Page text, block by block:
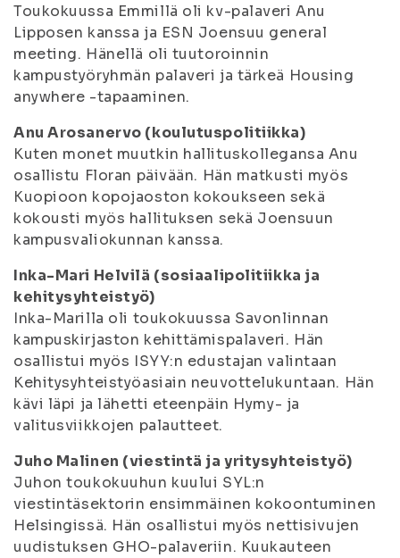
Toukokuussa Emmillä oli kv-palaveri Anu
Lipposen kanssa ja ESN Joensuu general
meeting. Hänellä oli tuutoroinnin
kampustyöryhmän palaveri ja tärkeä Housing
anywhere -tapaaminen.
Anu Arosanervo (koulutuspolitiikka)
Kuten monet muutkin hallituskollegansa Anu
osallistu Floran päivään. Hän matkusti myös
Kuopioon kopojaoston kokoukseen sekä
kokousti myös hallituksen sekä Joensuun
kampusvaliokunnan kanssa.
Inka-Mari Helvilä (sosiaalipolitiikka ja
kehitysyhteistyö)
Inka-Marilla oli toukokuussa Savonlinnan
kampuskirjaston kehittämispalaveri. Hän
osallistui myös ISYY:n edustajan valintaan
Kehitysyhteistyöasiain neuvottelukuntaan. Hän
kävi läpi ja lähetti eteenpäin Hymy- ja
valitusviikkojen palautteet.
Juho Malinen (viestintä ja yritysyhteistyö)
Juhon toukokuuhun kuului SYL:n
viestintäsektorin ensimmäinen kokoontuminen
Helsingissä. Hän osallistui myös nettisivujen
uudistuksen GHO-palaveriin. Kuukauteen